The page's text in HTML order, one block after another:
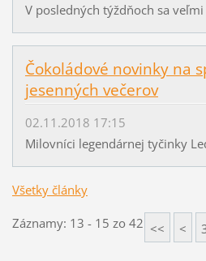
V posledných týždňoch sa
Čokoládové novinky na
jesenných večerov
02.11.2018 17:15
Milovníci legendárnej tyčinky
Všetky články
Záznamy: 13 - 15 zo 42 << <